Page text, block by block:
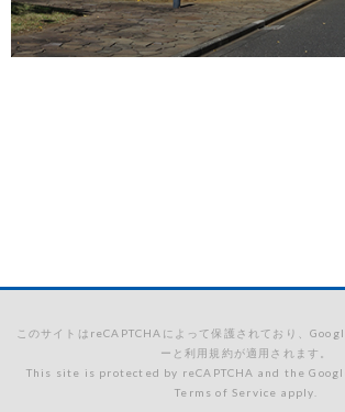
このサイトはreCAPTCHAによって保護されており、
ーと利用規約が適用されます。
This site is protected by reCAPTCHA and the
Terms of Service apply.